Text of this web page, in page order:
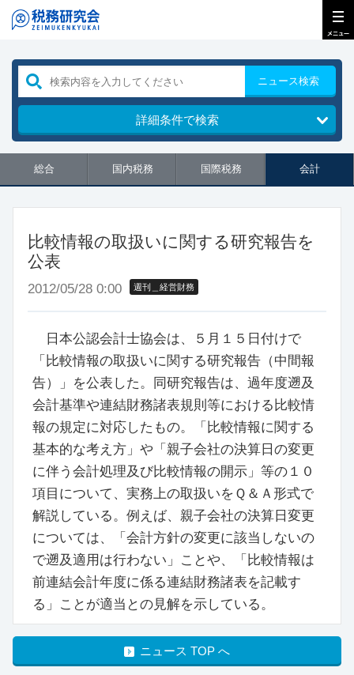
ニュース検索
詳細条件で検索
総合 国内税務 国際税務 会計
比較情報の取扱いに関する研究報告を
公表
2012/05/28 0:00 週刊＿経営財務
日本公認会計士協会は、５月１５日付けで
「比較情報の取扱いに関する研究報告（中間報
告）」を公表した。同研究報告は、過年度遡及
会計基準や連結財務諸表規則等における比較情
報の規定に対応したもの。「比較情報に関する
基本的な考え方」や「親子会社の決算日の変更
に伴う会計処理及び比較情報の開示」等の１０
項目について、実務上の取扱いをＱ＆Ａ形式で
解説している。例えば、親子会社の決算日変更
については、「会計方針の変更に該当しないの
で遡及適用は行わない」ことや、「比較情報は
前連結会計年度に係る連結財務諸表を記載す
る」ことが適当との見解を示している。
ニュース TOP へ